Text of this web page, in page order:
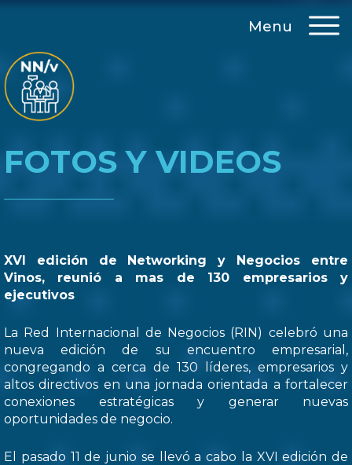
Menu
FOTOS Y VIDEOS
XVI edición de Networking y Negocios entre
Vinos, reunió a mas de 130 empresarios y
ejecutivos
La Red Internacional de Negocios (RIN) celebró una
nueva edición de su encuentro empresarial,
congregando a cerca de 130 líderes, empresarios y
altos directivos en una jornada orientada a fortalecer
conexiones estratégicas y generar nuevas
oportunidades de negocio.
El pasado 11 de junio se llevó a cabo la XVI edición de